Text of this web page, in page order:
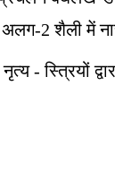
2 शैली में
- स्त्रियों